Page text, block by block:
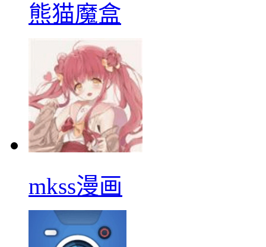
熊猫魔盒
mkss漫画